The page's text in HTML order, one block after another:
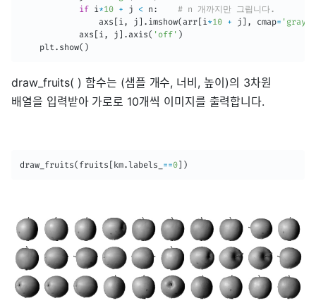
if i *10 + j < n :
# n 개까지만 그립니다.
                axs
[i , j ] . imshow(arr[i *10 + j ] , cmap=
            axs
[i , j ] .axis( 'off' )
    plt
. show( )
draw_fruits( ) 함수는 (샘플 개수, 너비, 높이)의 3차원
배열을 입력받아 가로로 10개씩 이미지를 출력합니다.
draw_fruits( fruits [km.labels_ ==0] )